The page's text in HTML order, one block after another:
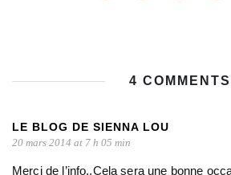
4 COMMENTS
LE BLOG DE SIENNA LOU
20 mars 2014 at 7 h 05 min
Merci de l’info..Cela sera une bonne